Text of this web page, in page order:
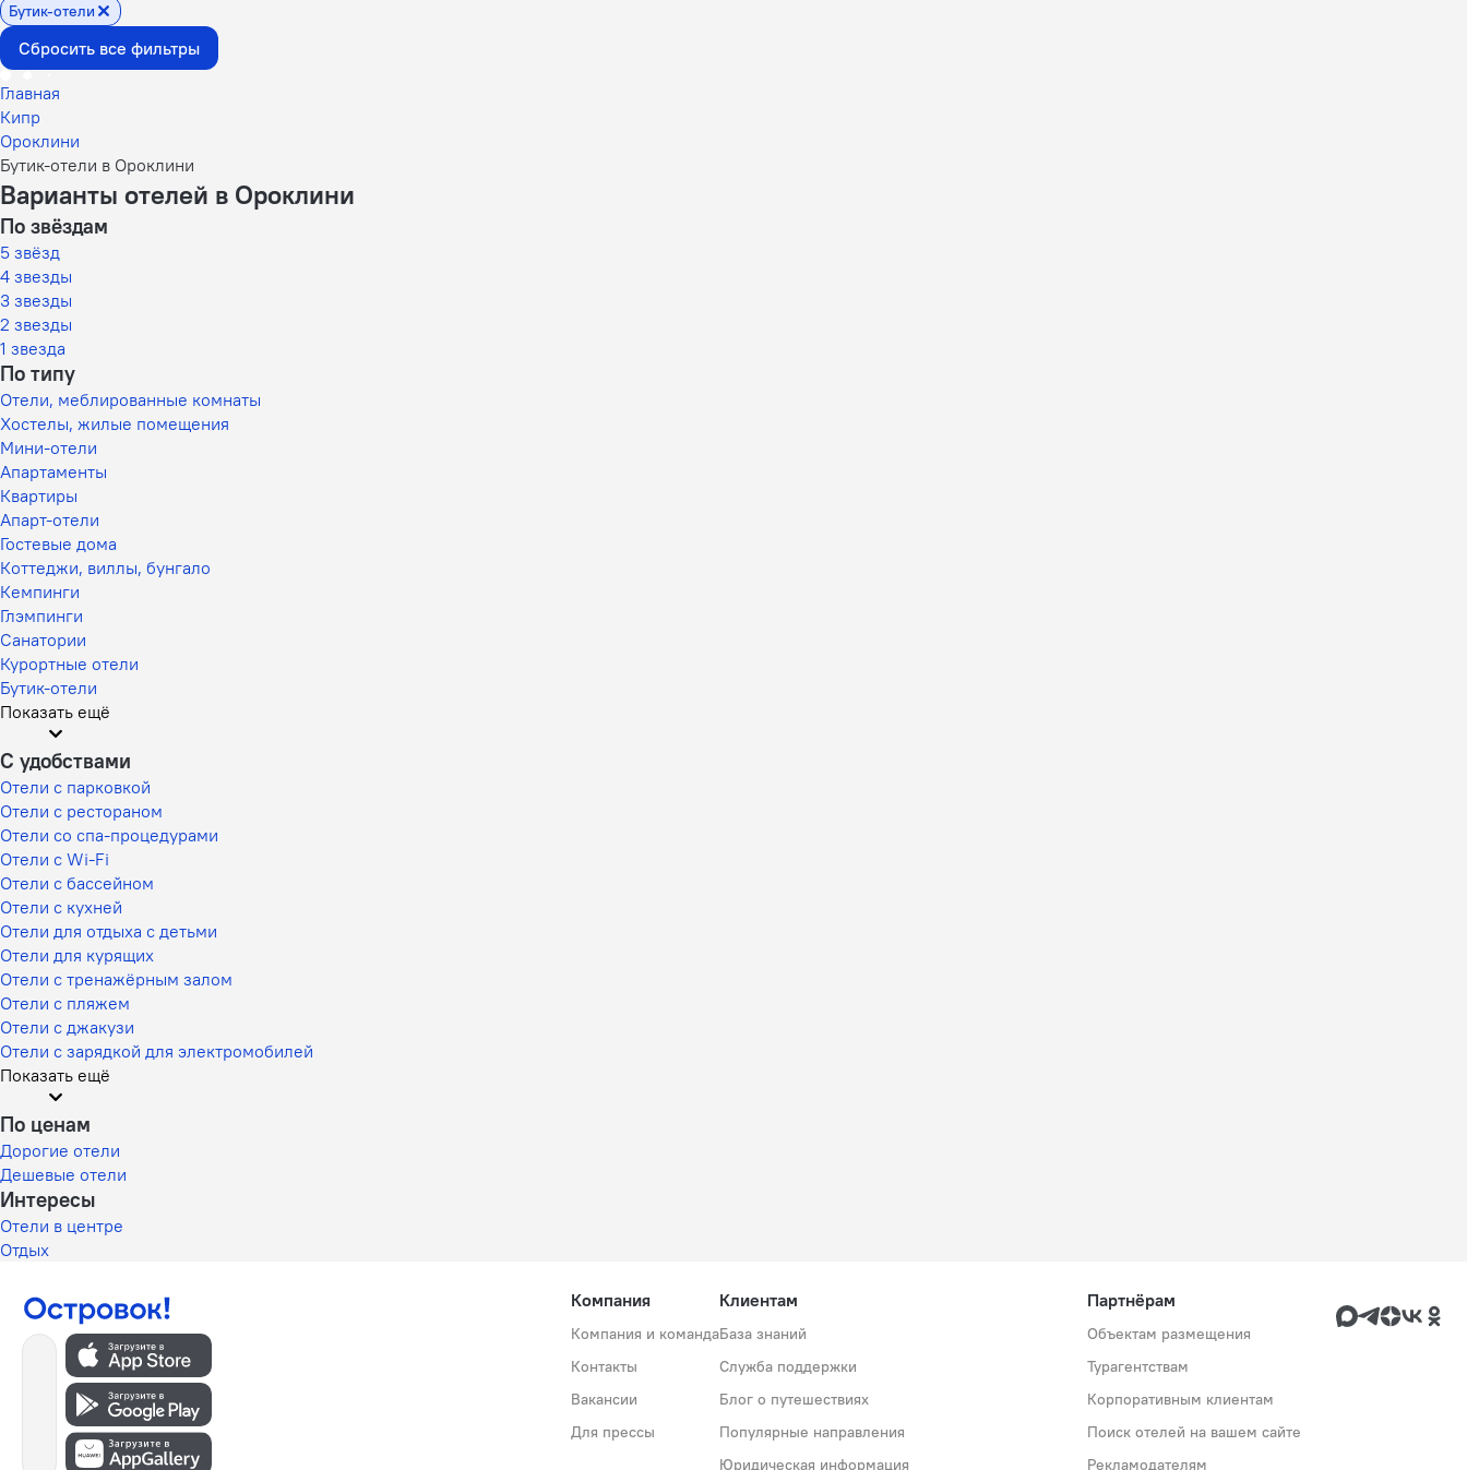
Бутик-отели
Сбросить все фильтры
Главная
Кипр
Ороклини
Бутик-отели в Ороклини
Варианты отелей в Ороклини
По звёздам
5 звёзд
4 звезды
3 звезды
2 звезды
1 звезда
По типу
Отели, меблированные комнаты
Хостелы, жилые помещения
Мини-отели
Апартаменты
Квартиры
Апарт-отели
Гостевые дома
Коттеджи, виллы, бунгало
Кемпинги
Глэмпинги
Санатории
Курортные отели
Бутик-отели
Показать ещё
С удобствами
Отели с парковкой
Отели с рестораном
Отели со спа-процедурами
Отели с Wi-Fi
Отели с бассейном
Отели с кухней
Отели для отдыха с детьми
Отели для курящих
Отели с тренажёрным залом
Отели с пляжем
Отели с джакузи
Отели с зарядкой для электромобилей
Показать ещё
По ценам
Дорогие отели
Дешевые отели
Интересы
Отели в центре
Отдых
Компания
Компания и команда
Контакты
Вакансии
Для прессы
Клиентам
База знаний
Служба поддержки
Блог о путешествиях
Популярные направления
Юридическая информация
Партнёрам
Объектам размещения
Турагентствам
Корпоративным клиентам
Поиск отелей на вашем сайте
Рекламодателям